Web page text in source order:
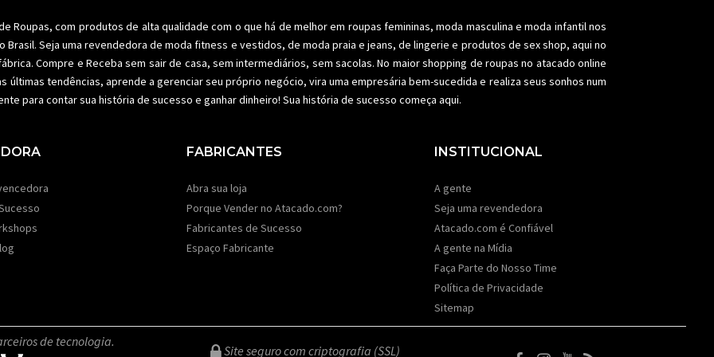
Roupas, com produtos de alta qualidade com o que há de melhor em roupas femininas,moda masculina e moda infantil nos
Brasil. Seja uma revendedora demoda fitness e vestidos, de moda praia e jeans, de lingerie e produtos de sex shop, aqui no
Compre e Receba sem sair de casa, sem intermediários, sem sacolas. No maior shopping de roupas no atacado online
tendências, aprende a gerenciar seu próprio negócio, vira uma empresária bem-sucedida e realiza seus sonhos num
para contar sua história de sucesso e ganhar dinheiro! Sua história de sucesso começa aqui.
FABRICANTES
Abra sua loja
Porque Vender no Atacado.com?
Fabricantes de Sucesso
Espaço Fabricante
INSTITUCIONAL
A gente
Seja uma revendedora
Atacado.com é Confiável
A gente na Mídia
Faça Parte do Nosso Time
Política de Privacidade
Sitemap
de tecnologia.
Site seguro com criptografia (SSL)